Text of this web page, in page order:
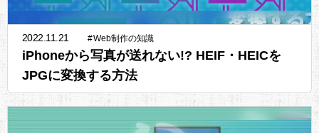
2022.11.21 #Web制作の知識
iPhoneから写真が送れない!? HEIF・HEICを
JPGに変換する方法